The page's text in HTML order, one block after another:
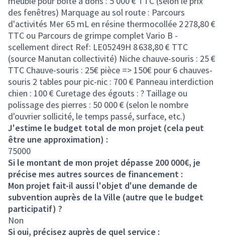
des fenêtres) Marquage au sol route : Parcours
d'activités Mer 65 mL en résine thermocollée 2 278,80 €
TTC ou Parcours de grimpe complet Vario B -
scellement direct Ref: LE05249H 8 638,80 € TTC
(source Manutan collectivité) Niche chauve-souris : 25 €
TTC Chauve-souris : 25€ pièce => 150€ pour 6 chauves-
souris 2 tables pour pic-nic : 700 € Panneau interdiction
chien : 100 € Curetage des égouts : ? Taillage ou
polissage des pierres : 50 000 € (selon le nombre
d'ouvrier sollicité, le temps passé, surface, etc.)
J'estime le budget total de mon projet (cela peut
être une approximation) :
75000
Si le montant de mon projet dépasse 200 000€, je
précise mes autres sources de financement :
Mon projet fait-il aussi l'objet d'une demande de
subvention auprès de la Ville (autre que le budget
participatif) ?
Non
Si oui, précisez auprès de quel service :